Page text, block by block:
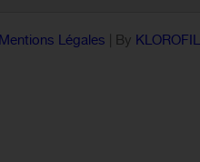
Mentions Légales | By